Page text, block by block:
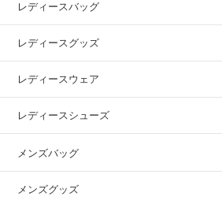
レディースバッグ
レディースグッズ
レディースウェア
レディースシューズ
メンズバッグ
メンズグッズ